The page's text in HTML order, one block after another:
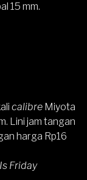
15 mm.
calibre Miyota
Lini jam tangan
harga Rp16
Friday